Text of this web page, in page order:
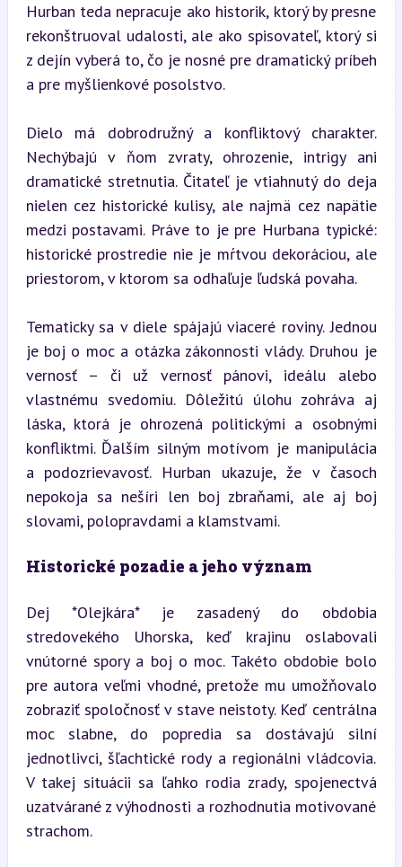
Hurban teda nepracuje ako historik, ktorý by presne
rekonštruoval udalosti, ale ako spisovateľ, ktorý si
z dejín vyberá to, čo je nosné pre dramatický príbeh
a pre myšlienkové posolstvo.
Dielo má dobrodružný a konfliktový charakter.
Nechýbajú v ňom zvraty, ohrozenie, intrigy ani
dramatické stretnutia. Čitateľ je vtiahnutý do deja
nielen cez historické kulisy, ale najmä cez napätie
medzi postavami. Práve to je pre Hurbana typické:
historické prostredie nie je mŕtvou dekoráciou, ale
priestorom, v ktorom sa odhaľuje ľudská povaha.
Tematicky sa v diele spájajú viaceré roviny. Jednou
je boj o moc a otázka zákonnosti vlády. Druhou je
vernosť – či už vernosť pánovi, ideálu alebo
vlastnému svedomiu. Dôležitú úlohu zohráva aj
láska, ktorá je ohrozená politickými a osobnými
konfliktmi. Ďalším silným motívom je manipulácia
a podozrievavosť. Hurban ukazuje, že v časoch
nepokoja sa nešíri len boj zbraňami, ale aj boj
slovami, polopravdami a klamstvami.
Historické pozadie a jeho význam
Dej *Olejkára* je zasadený do obdobia
stredovekého Uhorska, keď krajinu oslabovali
vnútorné spory a boj o moc. Takéto obdobie bolo
pre autora veľmi vhodné, pretože mu umožňovalo
zobraziť spoločnosť v stave neistoty. Keď centrálna
moc slabne, do popredia sa dostávajú silní
jednotlivci, šľachtické rody a regionálni vládcovia.
V takej situácii sa ľahko rodia zrady, spojenectvá
uzatvárané z výhodnosti a rozhodnutia motivované
strachom.